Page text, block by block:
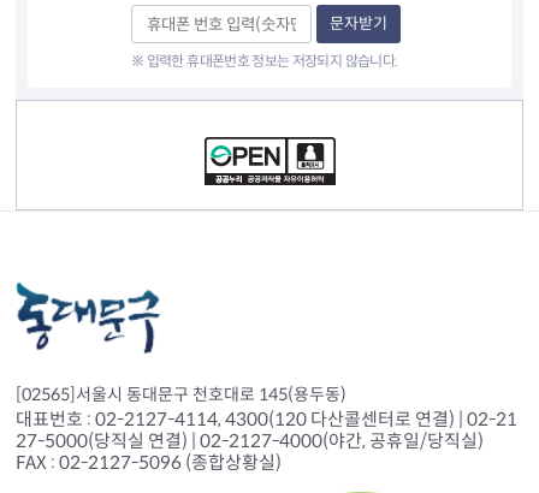
문자받기
※ 입력한 휴대폰번호 정보는 저장되지 않습니다.
[02565]서울시 동대문구 천호대로 145(용두동)
대표번호 : 02-2127-4114, 4300(120 다산콜센터로 연결) | 02-21
27-5000(당직실 연결) | 02-2127-4000(야간, 공휴일/당직실)
FAX : 02-2127-5096 (종합상황실)